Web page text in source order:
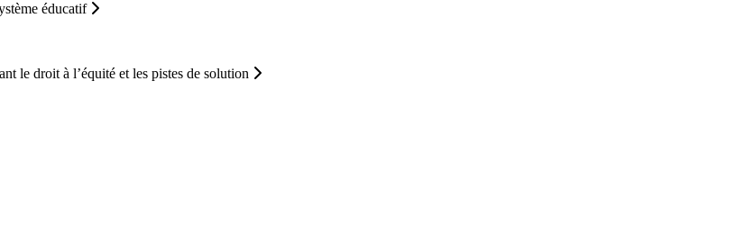
éducatif
le droit à l’équité et les pistes de solution